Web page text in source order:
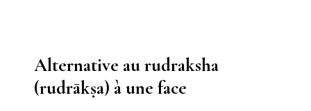
Alternative au rudraksha
(rudrākṣa) à une face